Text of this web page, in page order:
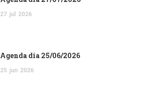
27 jul 2026
Agenda dia 25/06/2026
25 jun 2026